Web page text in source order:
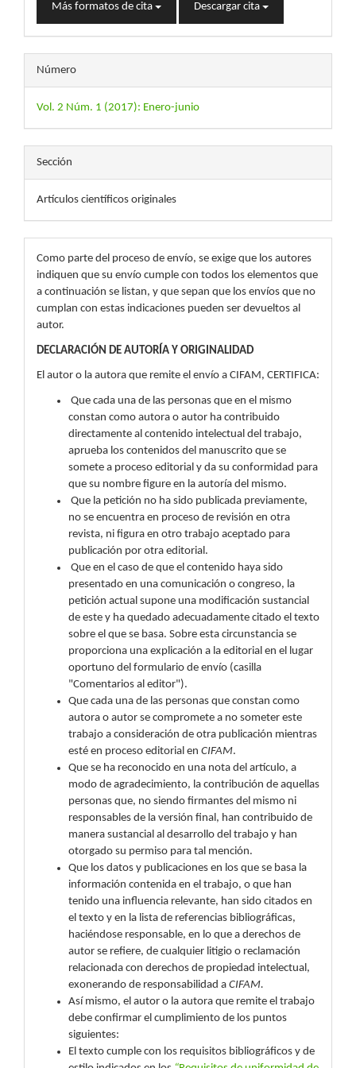
Más formatos de cita Descargar cita
Número
Vol. 2 Núm. 1 (2017): Enero-junio
Sección
Artículos científicos originales
Como parte del proceso de envío, se exige que los autores
indiquen que su envío cumple con todos los elementos que
a continuación se listan, y que sepan que los envíos que no
cumplan con estas indicaciones pueden ser devueltos al
autor.
DECLARACIÓN DE AUTORÍA Y ORIGINALIDAD
El autor o la autora que remite el envío a CIFAM, CERTIFICA:
Que cada una de las personas que en el mismo
constan como autora o autor ha contribuido
directamente al contenido intelectual del trabajo,
aprueba los contenidos del manuscrito que se
somete a proceso editorial y da su conformidad para
que su nombre figure en la autoría del mismo.
Que la petición no ha sido publicada previamente,
no se encuentra en proceso de revisión en otra
revista, ni figura en otro trabajo aceptado para
publicación por otra editorial.
Que en el caso de que el contenido haya sido
presentado en una comunicación o congreso, la
petición actual supone una modificación sustancial
de este y ha quedado adecuadamente citado el texto
sobre el que se basa. Sobre esta circunstancia se
proporciona una explicación a la editorial en el lugar
oportuno del formulario de envío (casilla
"Comentarios al editor").
Que cada una de las personas que constan como
autora o autor se compromete a no someter este
trabajo a consideración de otra publicación mientras
esté en proceso editorial en CIFAM.
Que se ha reconocido en una nota del artículo, a
modo de agradecimiento, la contribución de aquellas
personas que, no siendo firmantes del mismo ni
responsables de la versión final, han contribuido de
manera sustancial al desarrollo del trabajo y han
otorgado su permiso para tal mención.
Que los datos y publicaciones en los que se basa la
información contenida en el trabajo, o que han
tenido una influencia relevante, han sido citados en
el texto y en la lista de referencias bibliográficas,
haciéndose responsable, en lo que a derechos de
autor se refiere, de cualquier litigio o reclamación
relacionada con derechos de propiedad intelectual,
exonerando de responsabilidad a CIFAM.
Así mismo, el autor o la autora que remite el trabajo
debe confirmar el cumplimiento de los puntos
siguientes:
El texto cumple con los requisitos bibliográficos y de